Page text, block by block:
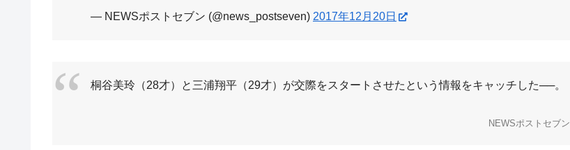
— NEWSポストセブン (@news_postseven) 2017年12月20日
桐谷美玲（28才）と三浦翔平（29才）が交際をスタートさせたという情報をキャッチした──。
NEWSポストセブン